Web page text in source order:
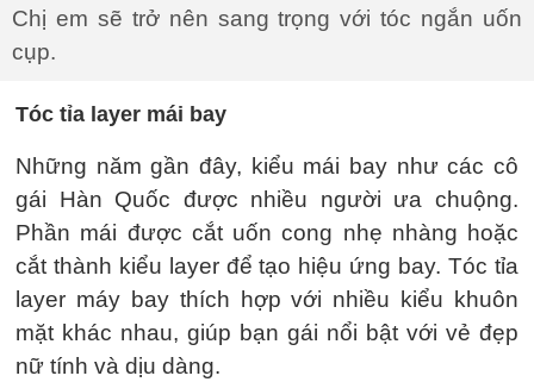
Chị em sẽ trở nên sang trọng với tóc ngắn uốn
cụp.
Tóc tỉa layer mái bay
Những năm gần đây, kiểu mái bay như các cô
gái Hàn Quốc được nhiều người ưa chuộng.
Phần mái được cắt uốn cong nhẹ nhàng hoặc
cắt thành kiểu layer để tạo hiệu ứng bay. Tóc tỉa
layer máy bay thích hợp với nhiều kiểu khuôn
mặt khác nhau, giúp bạn gái nổi bật với vẻ đẹp
nữ tính và dịu dàng.